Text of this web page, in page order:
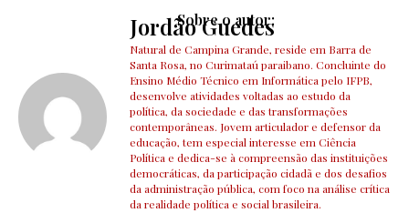
Sobre o autor:
Jordão Guedes
Natural de Campina Grande, reside em Barra de
Santa Rosa, no Curimataú paraibano. Concluinte do
Ensino Médio Técnico em Informática pelo IFPB,
desenvolve atividades voltadas ao estudo da
política, da sociedade e das transformações
contemporâneas. Jovem articulador e defensor da
educação, tem especial interesse em Ciência
Política e dedica-se à compreensão das instituições
democráticas, da participação cidadã e dos desafios
da administração pública, com foco na análise crítica
da realidade política e social brasileira.